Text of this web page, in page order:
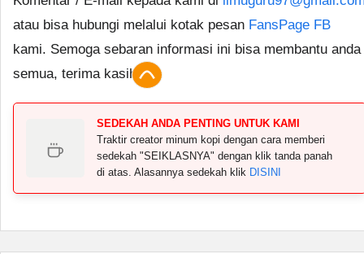
atau bisa hubungi melalui kotak pesan FansPage FB
kami. Semoga sebaran informasi ini bisa membantu anda
semua, terima kasih.
SEDEKAH ANDA PENTING UNTUK KAMI
Traktir creator minum kopi dengan cara memberi
sedekah "SEIKLASNYA" dengan klik tanda panah
di atas. Alasannya sedekah klik DISINI